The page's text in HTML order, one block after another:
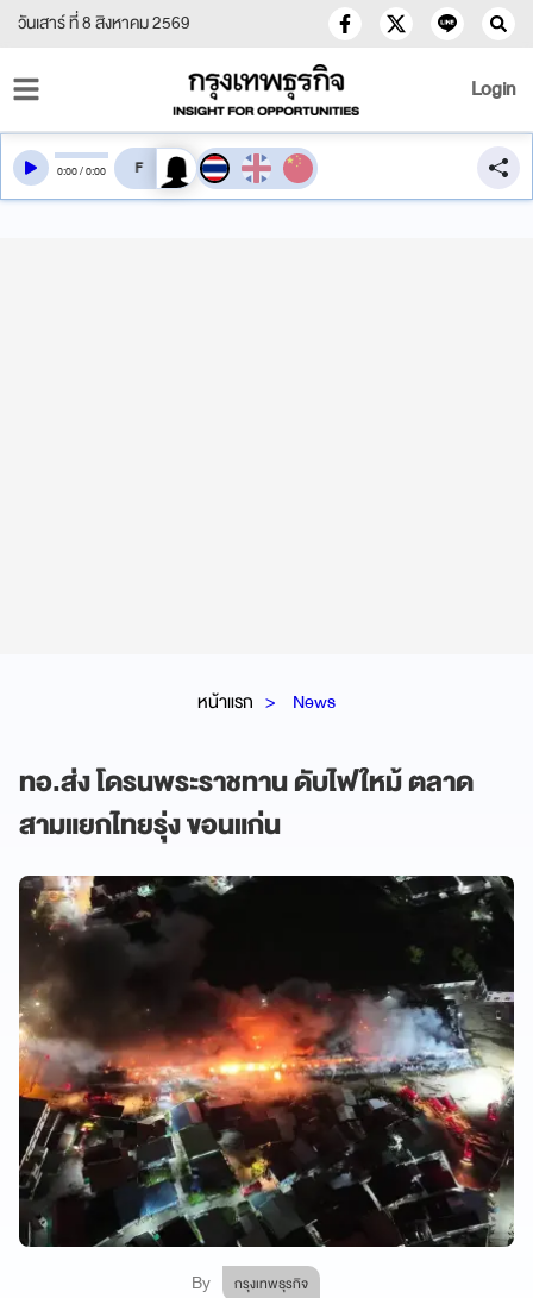
วันเสาร์ ที่ 8 สิงหาคม 2569
Login
หน้าแรก News
ทอ.ส่ง โดรนพระราชทาน ดับไฟใหม้ ตลาด
สามแยกไทยรุ่ง ขอนแก่น
By กรุงเทพธุรกิจ
0:00/0:00 สลับเสียงอ่าน